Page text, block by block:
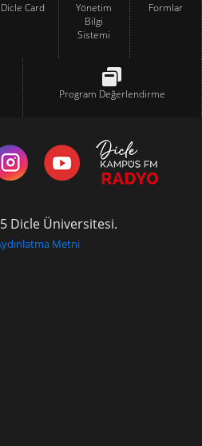
Dicle Card
Yönetim
Bilgi
Sistemi
Formlar
Program Değerlendirme
Dicle Üniversitesi.
Metni